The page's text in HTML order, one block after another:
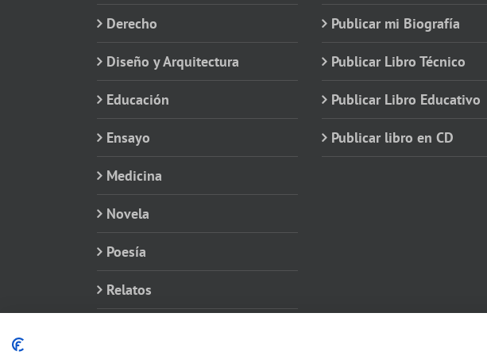
Derecho
Diseño y Arquitectura
Educación
Ensayo
Medicina
Novela
Poesía
Relatos
Publicar mi Biografía
Publicar Libro Técnico
Publicar Libro Educativo
Publicar libro en CD